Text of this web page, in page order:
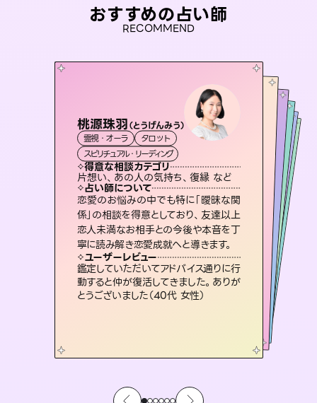
おすすめの占い師
RECOMMEND
桃源珠羽（とうげんみう）
霊視・オーラ
タロット
スピリチュアル・リーディング
得意な相談カテゴリ
片想い、あの人の気持ち、復縁 など
占い師について
恋愛のお悩みの中でも特に「曖昧な関
係」の相談を得意としており、友達以上
恋人未満なお相手との今後や本音を丁
寧に読み解き恋愛成就へと導きます。
ユーザーレビュー
鑑定していただいてアドバイス通りに行
動すると仲が復活してきました。ありが
とうございました（40代 女性）
おう 霊感オラクル
霊視・オーラ
オラクルカード
得意な相談カテゴリ
恋愛総合、あの人の気持ち など
占い師について
霊視×オラクルカードを使って「今」と
「未来」そして「気になるあの人の気持
ち」まで丁寧に読み解き、恋や人生のヒ
ントを優しく引き出します。
ユーザーレビュー
不安な気持ちが嘘みたいに晴れまし
た…！よく視えていらっしゃるんだなと
感じました（40代 女性）
アイリス -iris-
西洋占星術 タロット
ルーン
得意な相談カテゴリ
恋愛総合、片想い、二人の未来 など
占い師について
復縁、恋愛、不倫の行方、同性愛や片
思い、仕事関係や借金問題まで知りた
いことや心の負担になっていることを
紐解き、背中をそっと押して導きます。
ユーザーレビュー
安心感のあり、言い切ってくれる所や濁
さない鑑定のおかげで、毎回自分の気
持ちを整えられます（30代 男性）
彗望（すいぼう
霊視・オーラ
スピリチュアル・リーディング
得意な相談カテゴリ
片想い、あの人の気持ち、復縁 など
占い師について
3,700年以上の歴史を持つ東洋最古の占術「易占」で詳細まで占い、幸せへ向かう道筋を示します。厳しい結果にも具体的な対策をお伝えします。
ユーザーレビュー
複雑な背景もしっかり聞いて鑑定して
いただけました。気持ちが楽になりまし
た（50代 女性）
未来視師＊花
霊視・オーラ
スピリチュアル・リーディング
得意な相談カテゴリ
出逢い、片想い、復縁 など
占い師について
未来には何パターンもの選択肢があり
ます。不安で視えにくくなっているあな
たの素敵な未来を見つけ、その未来を
選択できるようアドバイスします。
ユーザーレビュー
職場の人の性質や人間関係、本心など
本当によく視えていてびっくり。対策が
打てて前向きになれます（40代）
セラピスト理恵
霊視・オーラ タロット
スピリチュアル・リーディング
得意な相談カテゴリ
片想い、二人の未来、年の差 など
占い師について
連絡再開、復縁、成就などの報告実績
多数。セラピストとして2万超の施術経
験があるからこそできる鑑定で、より良
い未来をサポートします。
ユーザーレビュー
とても心温まる鑑定でした。しかもこち
らは何も言っていないのに視えていらっ
しゃるんだなと驚きです（30代女性）